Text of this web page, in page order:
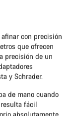
con precisión
que ofrecen
precisión de un
y Schrader.
de mano cuando
fácil